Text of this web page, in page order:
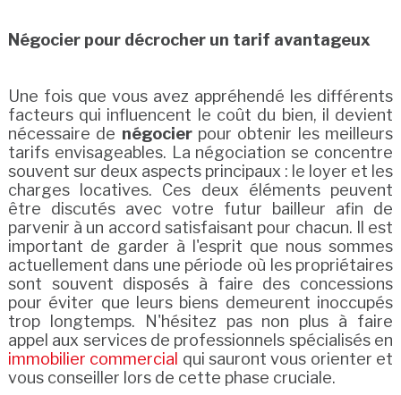
Négocier pour décrocher un tarif avantageux
Une fois que vous avez appréhendé les différents
facteurs qui influencent le coût du bien, il devient
nécessaire de négocierpour obtenir les meilleurs
tarifs envisageables. La négociation se concentre
souvent sur deux aspects principaux : le loyer et les
charges locatives. Ces deux éléments peuvent
être discutés avec votre futur bailleur afin de
parvenir à un accord satisfaisant pour chacun. Il est
important de garder à l'esprit que nous sommes
actuellement dans une période où les propriétaires
sont souvent disposés à faire des concessions
pour éviter que leurs biens demeurent inoccupés
trop longtemps. N'hésitez pas non plus à faire
appel aux services de professionnels spécialisés en
immobilier commercial qui sauront vous orienter et
vous conseiller lors de cette phase cruciale.